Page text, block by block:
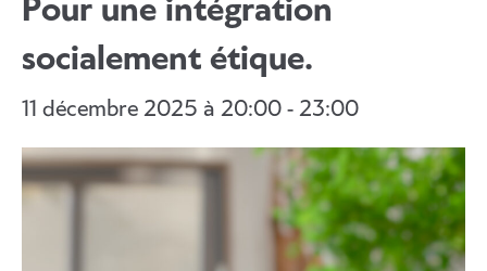
Pour une intégration
socialement étique.
11 décembre 2025 à 20:00 - 23:00